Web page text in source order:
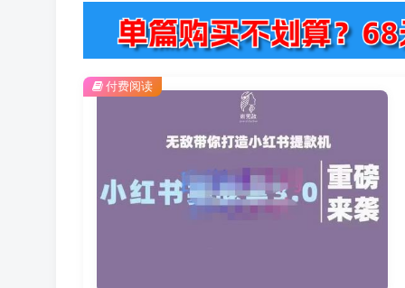
付费阅读